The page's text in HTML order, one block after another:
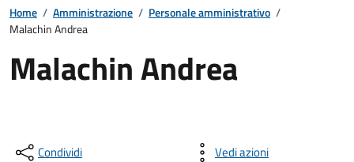
Home / Amministrazione / Personale amministrativo /
Malachin Andrea
Malachin Andrea
Condividi Vedi azioni